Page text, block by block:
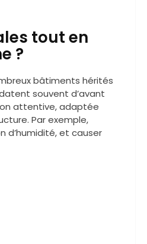
tout en
?
bâtiments hérités
souvent d’avant
attentive, adaptée
Par exemple,
d’humidité, et causer